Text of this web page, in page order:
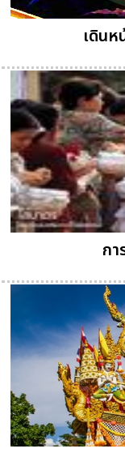
เดินห
กา